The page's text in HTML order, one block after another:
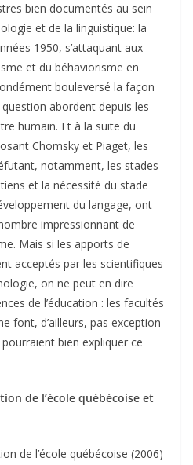
bien documentés au sein
et de la linguistique: la
1950, s’attaquant aux
et du béhaviorisme en
bouleversé la façon
abordent depuis les
humain. Et à la suite du
Chomsky et Piaget, les
notamment, les stades
et la nécessité du stade
du langage, ont
impressionnant de
Mais si les apports de
acceptés par les scientifiques
on ne peut en dire
de l’éducation : les facultés
font, d’ailleurs, pas exception
bien expliquer ce
de l’école québécoise et
de l’école québécoise (2006)